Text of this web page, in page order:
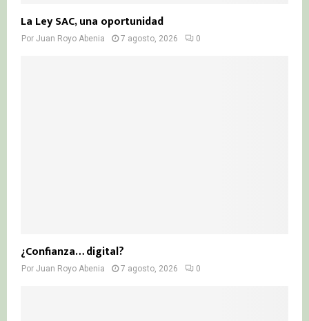
La Ley SAC, una oportunidad
Por Juan Royo Abenia 7 agosto, 2026 0
¿Confianza… digital?
Por Juan Royo Abenia 7 agosto, 2026 0